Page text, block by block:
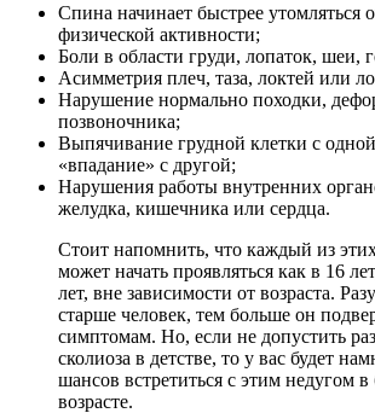
Спина начинает быстрее утомляться
физической активности;
Боли в области груди, лопаток, шеи,
Асимметрия плеч, таза, локтей или
Нарушение нормально походки,
позвоночника;
Выпячивание грудной клетки с
«впадание» с другой;
Нарушения работы внутренних
желудка, кишечника или сердца.
Стоит напомнить, что каждый из
может начать проявляться как в 16
лет, вне зависимости от возраста.
старше человек, тем больше он
симптомам. Но, если не допустить
сколиоза в детстве, то у вас будет
шансов встретиться с этим недугом в
возрасте.